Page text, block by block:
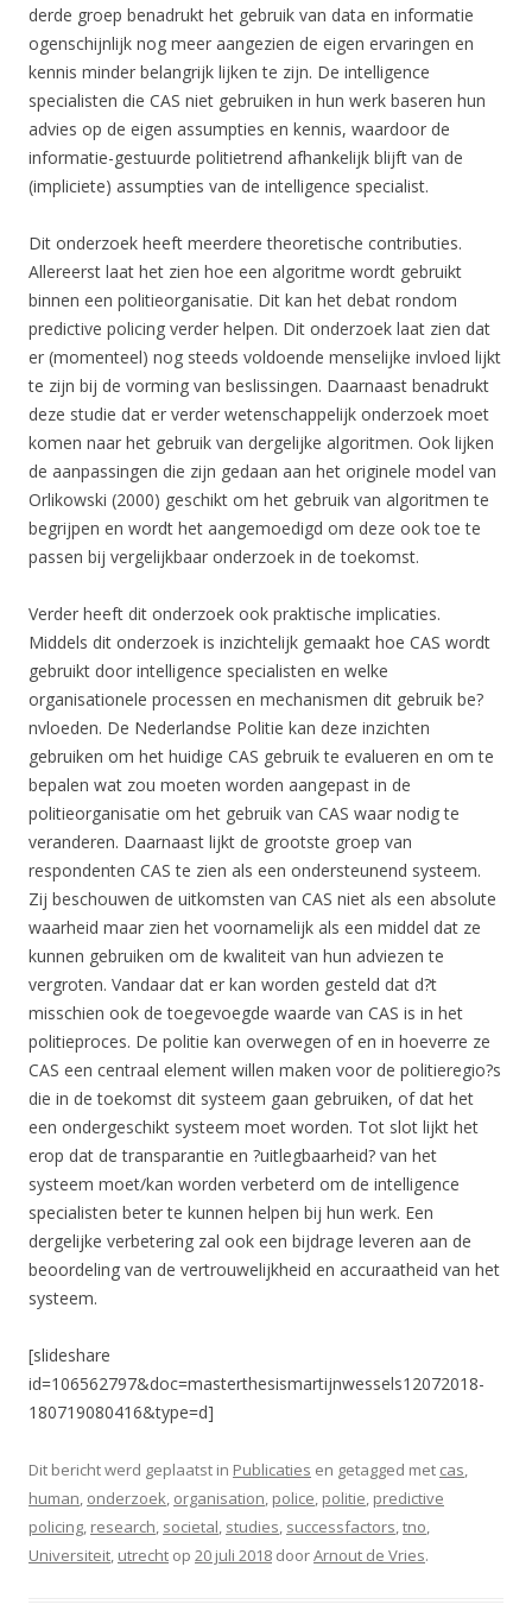
derde groep benadrukt het gebruik van data en informatie
ogenschijnlijk nog meer aangezien de eigen ervaringen en
kennis minder belangrijk lijken te zijn. De intelligence
specialisten die CAS niet gebruiken in hun werk baseren hun
advies op de eigen assumpties en kennis, waardoor de
informatie-gestuurde politietrend afhankelijk blijft van de
(impliciete) assumpties van de intelligence specialist.
Dit onderzoek heeft meerdere theoretische contributies.
Allereerst laat het zien hoe een algoritme wordt gebruikt
binnen een politieorganisatie. Dit kan het debat rondom
predictive policing verder helpen. Dit onderzoek laat zien dat
er (momenteel) nog steeds voldoende menselijke invloed lijkt
te zijn bij de vorming van beslissingen. Daarnaast benadrukt
deze studie dat er verder wetenschappelijk onderzoek moet
komen naar het gebruik van dergelijke algoritmen. Ook lijken
de aanpassingen die zijn gedaan aan het originele model van
Orlikowski (2000) geschikt om het gebruik van algoritmen te
begrijpen en wordt het aangemoedigd om deze ook toe te
passen bij vergelijkbaar onderzoek in de toekomst.
Verder heeft dit onderzoek ook praktische implicaties.
Middels dit onderzoek is inzichtelijk gemaakt hoe CAS wordt
gebruikt door intelligence specialisten en welke
organisationele processen en mechanismen dit gebruik be?
nvloeden. De Nederlandse Politie kan deze inzichten
gebruiken om het huidige CAS gebruik te evalueren en om te
bepalen wat zou moeten worden aangepast in de
politieorganisatie om het gebruik van CAS waar nodig te
veranderen. Daarnaast lijkt de grootste groep van
respondenten CAS te zien als een ondersteunend systeem.
Zij beschouwen de uitkomsten van CAS niet als een absolute
waarheid maar zien het voornamelijk als een middel dat ze
kunnen gebruiken om de kwaliteit van hun adviezen te
vergroten. Vandaar dat er kan worden gesteld dat d?t
misschien ook de toegevoegde waarde van CAS is in het
politieproces. De politie kan overwegen of en in hoeverre ze
CAS een centraal element willen maken voor de politieregio?s
die in de toekomst dit systeem gaan gebruiken, of dat het
een ondergeschikt systeem moet worden. Tot slot lijkt het
erop dat de transparantie en ?uitlegbaarheid? van het
systeem moet/kan worden verbeterd om de intelligence
specialisten beter te kunnen helpen bij hun werk. Een
dergelijke verbetering zal ook een bijdrage leveren aan de
beoordeling van de vertrouwelijkheid en accuraatheid van het
systeem.
[slideshare
id=106562797&doc=masterthesismartijnwessels12072018-
180719080416&type=d]
Dit bericht werd geplaatst in Publicaties en getagged met cas,
human, onderzoek, organisation, police, politie, predictive
policing, research, societal, studies, successfactors,tno,
Universiteit, utrecht op 20 juli 2018 doorArnout de Vries.